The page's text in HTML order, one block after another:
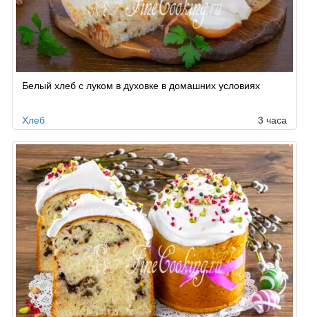
Белый хлеб с луком в духовке в домашних условиях
Хлеб 3 часа